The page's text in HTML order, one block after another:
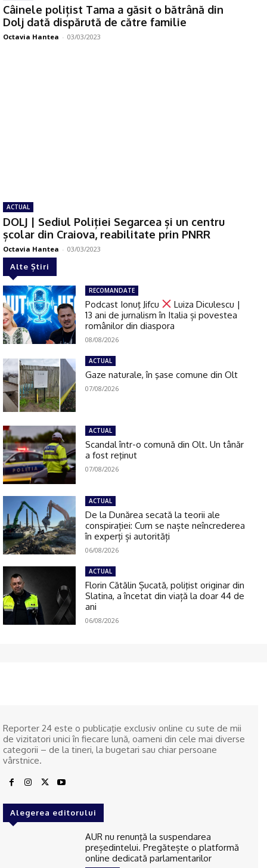
Câinele polițist Tama a găsit o bătrână din
Dolj dată dispărută de către familie
Octavia Hantea - 03/03/2023
ACTUAL
DOLJ | Sediul Poliției Segarcea și un centru
școlar din Craiova, reabilitate prin PNRR
Octavia Hantea - 03/03/2023
Alte Știri
RECOMANDATE
Podcast Ionuţ Jifcu
Luiza Diculescu |
13 ani de jurnalism în Italia și povestea
românilor din diaspora
08/08/2026
ACTUAL
Gaze naturale, în şase comune din Olt
07/08/2026
ACTUAL
Scandal într-o comună din Olt. Un tânăr
a fost reţinut
07/08/2026
ACTUAL
De la Dunărea secată la teorii ale
conspirației: Cum se naște neîncrederea
în experți și autorități
06/08/2026
ACTUAL
Florin Cătălin Șucată, poliţist originar din
Slatina, a încetat din viață la doar 44 de
ani
06/08/2026
Reporter 24 este o publicaţie exclusiv online cu sute de mii
de vizitatori unici în fiecare lună, oameni din cele mai diverse
categorii – de la tineri, la bugetari sau chiar persoane
vârstnice.
Alegerea editorului
AUR nu renunţă la suspendarea
președintelui. Pregătește o platformă
online dedicată parlamentarilor